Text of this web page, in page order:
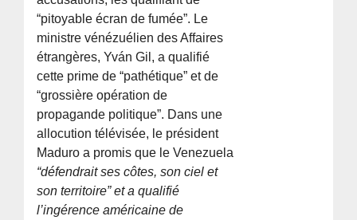
“pitoyable écran de fumée”. Le
ministre vénézuélien des Affaires
étrangères, Yván Gil, a qualifié
cette prime de “pathétique” et de
“grossière opération de
propagande politique”. Dans une
allocution télévisée, le président
Maduro a promis que le Venezuela
“défendrait ses côtes, son ciel et
son territoire” et a qualifié
l’ingérence américaine de